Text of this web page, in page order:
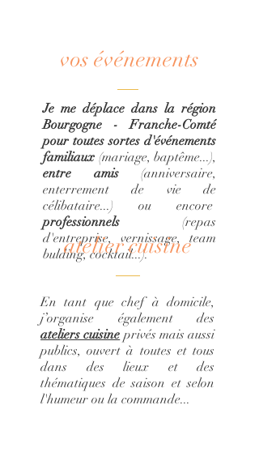
vos événements
Je me déplace dans la région
Bourgogne - Franche-Comté
pour toutes sortes d'événements
familiaux (mariage, baptême...),
entre amis(anniversaire,
enterrement de vie de
célibataire...) ou encore
professionnels (repas
d'entreprise, vernissage, team
bulding, cocktail...).
atelier cuisine
En tant que chef à domicile,
j’organise également des
ateliers cuisine privés mais aussi
publics, ouvert à toutes et tous
dans des lieux et des
thématiques de saison et selon
l'humeur ou la commande...